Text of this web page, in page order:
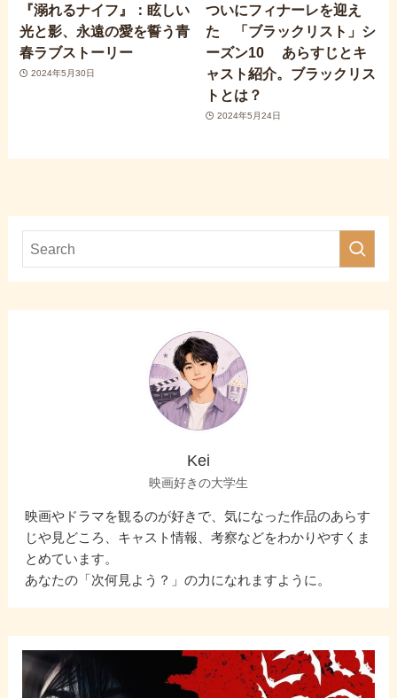
『溺れるナイフ』：眩しい
光と影、永遠の愛を誓う青
春ラブストーリー
2024年5月30日
ついにフィナーレを迎え
た 「ブラックリスト」シ
ーズン10 あらすじとキ
ャスト紹介。ブラックリス
トとは？
2024年5月24日
Kei
映画好きの大学生
映画やドラマを観るのが好きで、気になった作品のあらす
じや見どころ、キャスト情報、考察などをわかりやすくま
とめています。
あなたの「次何見よう？」の力になれますように。